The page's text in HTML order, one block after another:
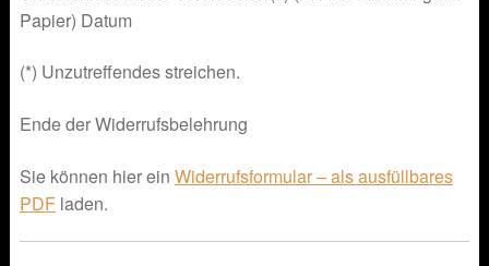
Papier) Datum
(*) Unzutreffendes streichen.
Ende der Widerrufsbelehrung
Sie können hier ein Widerrufsformular – als ausfüllbares
PDFladen.